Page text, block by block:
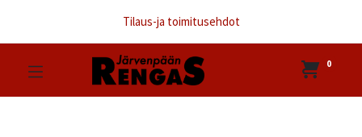
Tilaus-ja toimitusehdot
0